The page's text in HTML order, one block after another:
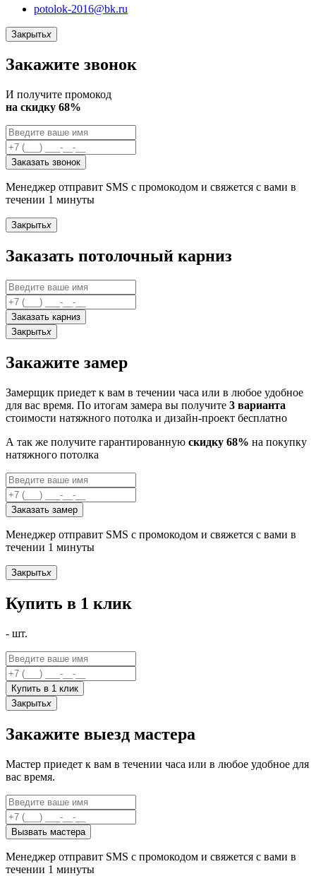
potolok-2016@bk.ru
Закрытьx
Закажите звонок
И получите промокод
на скидку 68%
Заказать звонок
Менеджер отправит SMS с промокодом и свяжется с вами в
течении 1 минуты
Закрытьx
Заказать потолочный карниз
Заказать карниз
Закрытьx
Закажите замер
Замерщик приедет к вам в течении часа или в любое удобное
для вас время. По итогам замера вы получите 3 варианта
стоимости натяжного потолка и дизайн-проект бесплатно
А так же получите гарантированную скидку 68% на покупку
натяжного потолка
Заказать замер
Менеджер отправит SMS с промокодом и свяжется с вами в
течении 1 минуты
Закрытьx
Купить в 1 клик
- шт.
Купить в 1 клик
Закрытьx
Закажите выезд мастера
Мастер приедет к вам в течении часа или в любое удобное для
вас время.
Вызвать мастера
Менеджер отправит SMS с промокодом и свяжется с вами в
течении 1 минуты